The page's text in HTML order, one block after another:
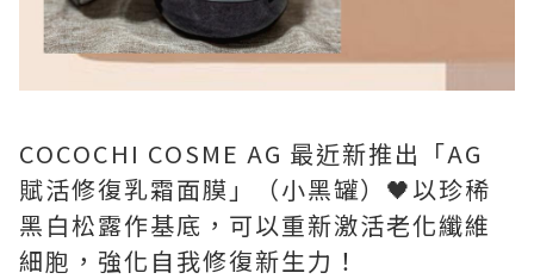
COCOCHI COSME AG 最近新推出「AG
賦活修復乳霜面膜」（小黑罐）🖤以珍稀
黑白松露作基底，可以重新激活老化纖維
細胞，強化自我修復新生力！